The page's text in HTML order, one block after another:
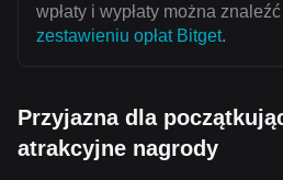
wpłaty i wypłaty można
zestawieniu opłat Bitget.
Przyjazna dla
atrakcyjne nagrody